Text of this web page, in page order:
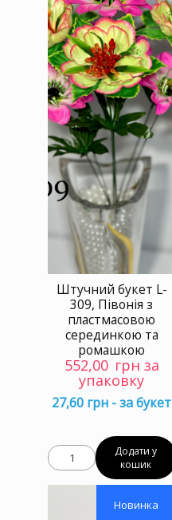
Штучний букет L-
309, Півонія з
пластмасовою
серединкою та
ромашкою
552,00 грн за
упаковку
27,60 грн - за букет
Додати у
кошик
Новинка